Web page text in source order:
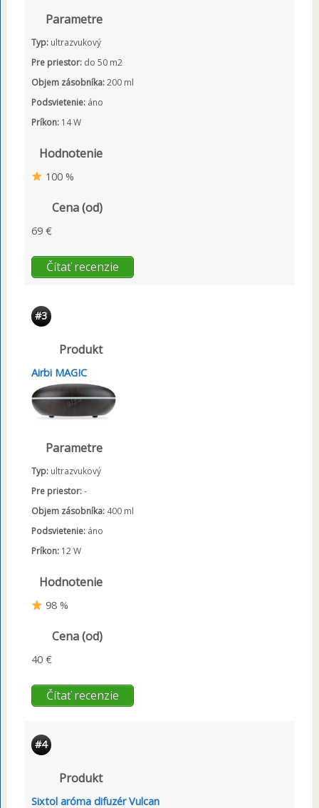
Parametre
Typ:ultrazvukový
Pre priestor:do 50 m2
Objem zásobníka:200 ml
Podsvietenie:áno
Príkon:14 W
Hodnotenie
100 %
Cena (od)
69 €
Čítať recenzie
#3
Produkt
Airbi MAGIC
Parametre
Typ:ultrazvukový
Pre priestor:-
Objem zásobníka:400 ml
Podsvietenie:áno
Príkon:12 W
Hodnotenie
98 %
Cena (od)
40 €
Čítať recenzie
#4
Produkt
Sixtol aróma difuzér Vulcan